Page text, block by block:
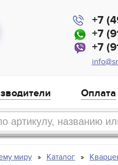
+7
+7
+7
Оплата
миру Каталог